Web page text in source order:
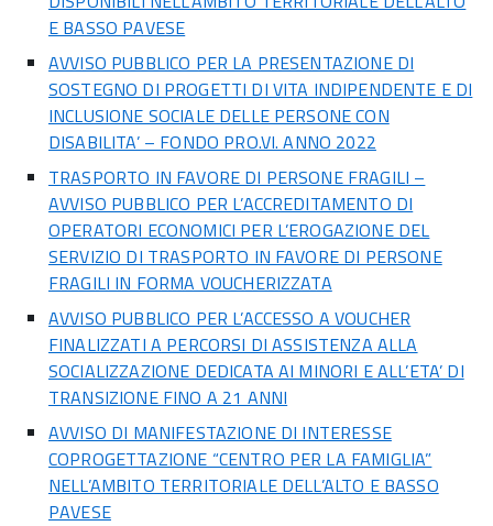
E BASSO PAVESE
AVVISO PUBBLICO PER LA PRESENTAZIONE DI
SOSTEGNO DI PROGETTI DI VITA INDIPENDENTE E DI
INCLUSIONE SOCIALE DELLE PERSONE CON
DISABILITA’ – FONDO PRO.VI. ANNO 2022
TRASPORTO IN FAVORE DI PERSONE FRAGILI –
AVVISO PUBBLICO PER L’ACCREDITAMENTO DI
OPERATORI ECONOMICI PER L’EROGAZIONE DEL
SERVIZIO DI TRASPORTO IN FAVORE DI PERSONE
FRAGILI IN FORMA VOUCHERIZZATA
AVVISO PUBBLICO PER L’ACCESSO A VOUCHER
FINALIZZATI A PERCORSI DI ASSISTENZA ALLA
SOCIALIZZAZIONE DEDICATA AI MINORI E ALL’ETA’ DI
TRANSIZIONE FINO A 21 ANNI
AVVISO DI MANIFESTAZIONE DI INTERESSE
COPROGETTAZIONE “CENTRO PER LA FAMIGLIA”
NELL’AMBITO TERRITORIALE DELL’ALTO E BASSO
PAVESE